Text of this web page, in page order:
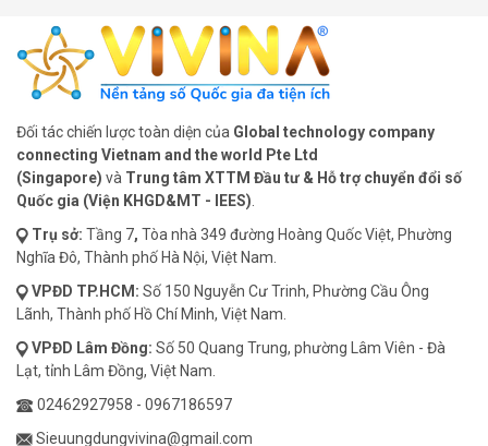
Đối tác chiến lược toàn diện của Global technology company
connecting Vietnam and the world Pte Ltd
(Singapore) và Trung tâm XTTM Đầu tư & Hỗ trợ chuyển đổi số
Quốc gia (Viện KHGD&MT - IEES)
Trụ sở: Tầng 7, Tòa nhà 349 đường Hoàng Quốc Việt, Phường
Nghĩa Đô, Thành phố Hà Nội, Việt Nam.
VPĐD TP.HCM: Số 150 Nguyễn Cư Trinh, Phường Cầu Ông
Lãnh, Thành phố Hồ Chí Minh, Việt Nam.
VPĐD Lâm Đồng: Số 50 Quang Trung, phường Lâm Viên - Đà
Lạt, tỉnh Lâm Đồng, Việt Nam.
02462927958 - 0967186597
Sieuungdungvivina@gmail.com